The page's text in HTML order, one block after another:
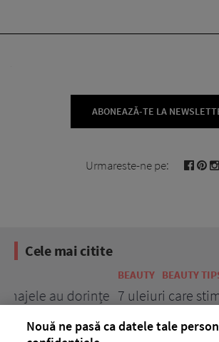
ABONEAZĂ-TE LA
Urmareste-ne pe:
Cele mai citite
BEAUTY TIPS
7 uleiuri care stimulează creșterea
Nouă ne pasă ca datele tale